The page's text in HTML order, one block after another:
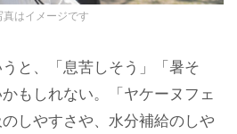
真はイメージです
と、「息苦しそう」「暑そ
もしれない。「ヤケーヌフェ
のしやすさや、水分補給のし